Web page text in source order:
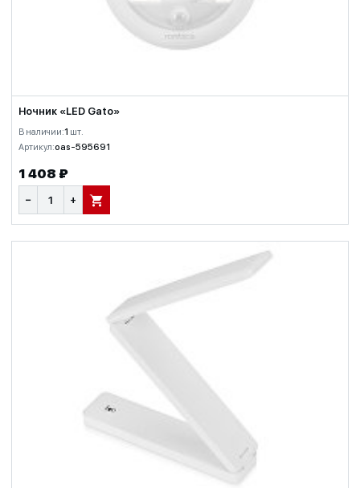
Ночник «LED Gato»
В наличии:1 шт.
Артикул:oas-595691
1 408 ₽
− + В КОРЗИНУ